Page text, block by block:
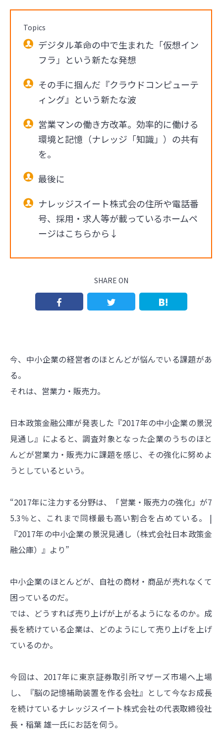
Topics
デジタル革命の中で生まれた「仮想イン
フラ」という新たな発想
その手に掴んだ『クラウドコンピューテ
ィング』という新たな波
営業マンの働き方改革。効率的に働ける
環境と記憶（ナレッジ「知識」）の共有
を。
最後に
ナレッジスイート株式会の住所や電話番
号、採用・求人等が載っているホームペ
ージはこちらから↓
SHARE ON
今、中小企業の経営者のほとんどが悩んでいる課題があ
る。
それは、営業力・販売力。
日本政策金融公庫が発表した『2017年の中小企業の景況
見通し』によると、調査対象となった企業のうちのほと
んどが営業力・販売力に課題を感じ、その強化に努めよ
うとしているという。
“2017年に注力する分野は、「営業・販売力の強化」が7
5.3％と、これまで同様最も高い割合を占めている。 |
『2017年の中小企業の景況見通し（株式会社日本政策金
融公庫）』より”
中小企業のほとんどが、自社の商材・商品が売れなくて
困っているのだ。
では、どうすれば売り上げが上がるようになるのか。成
長を続けている企業は、どのようにして売り上げを上げ
ているのか。
今回は、2017年に東京証券取引所マザーズ市場へ上場
し、『脳の記憶補助装置を作る会社』として今なお成長
を続けているナレッジスイート株式会社の代表取締役社
長・稲葉 雄一氏にお話を伺う。